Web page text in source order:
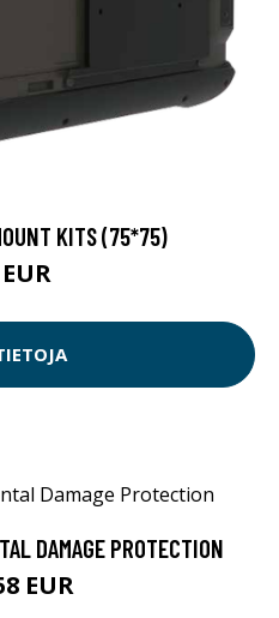
KITS (75*75)
DAMAGE PROTECTION
EUR